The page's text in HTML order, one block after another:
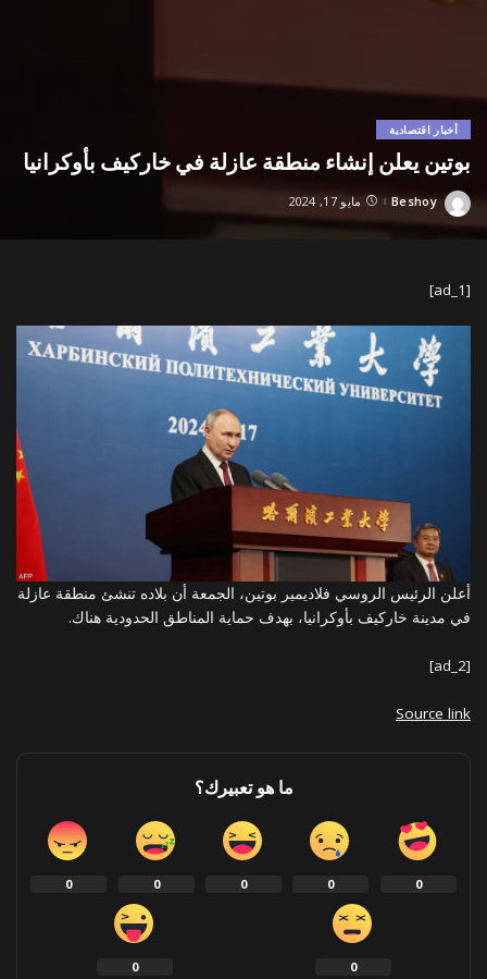
أخبار اقتصادية
بوتين يعلن إنشاء منطقة عازلة في خاركيف بأوكرانيا
Posted
Beshoy مايو 17, 2024
[ad_1]
أعلن الرئيس الروسي فلاديمير بوتين، الجمعة أن بلاده تنشئ منطقة عازلة
في مدينة خاركيف بأوكرانيا، بهدف حماية المناطق الحدودية هناك.
[ad_2]
Source link
ما هو تعبيرك؟
0
0
0
0
0
0
0